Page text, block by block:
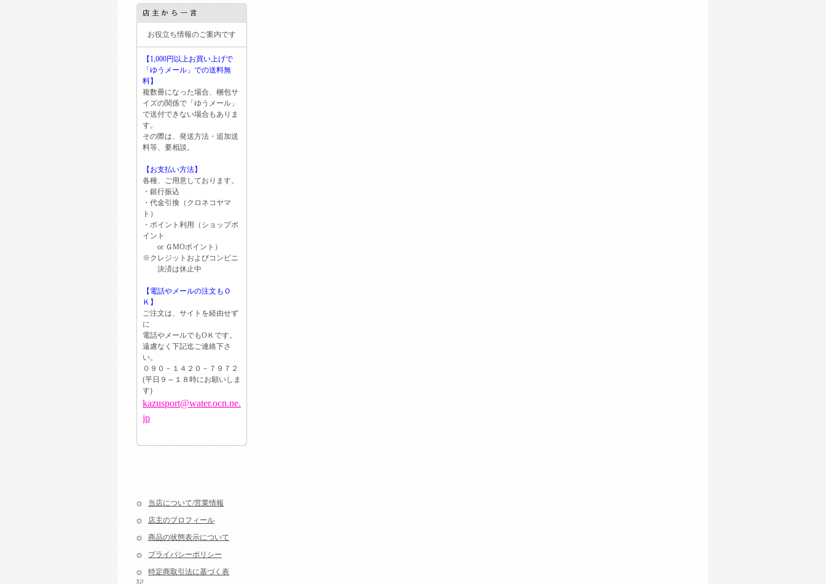
お役立ち情報のご案内です
【1,000円以上お買い上げで
「ゆうメール」での送料無
料】
複数冊になった場合、梱包サ
イズの関係で「ゆうメール」
で送付できない場合もありま
す。
その際は、発送方法・追加送
料等、要相談。
【お支払い方法】
各種、ご用意しております。
・銀行振込
・代金引換（クロネコヤマ
ト）
・ポイント利用（ショップポ
イント
or ＧМОポイント）
※クレジットおよびコンビニ
決済は休止中
【電話やメールの注文もＯ
Ｋ】
ご注文は、サイトを経由せず
に
電話やメールでもОＫです。
遠慮なく下記迄ご連絡下さ
い。
０９０－１４２０－７９７２
(平日９～１８時にお願いしま
す)
kazusport@water.ocn.ne.
jp
当店について/営業情報
店主のプロフィール
商品の状態表示について
プライバシーポリシー
特定商取引法に基づく表